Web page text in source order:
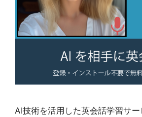
AI技術を活用した英会話学習サ